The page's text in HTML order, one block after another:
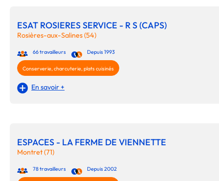
ESAT ROSIERES SERVICE - R S (CAPS)
Rosières-aux-Salines (54)
66 travailleurs Depuis 1993
Conserverie, charcuterie, plats cuisinés
En savoir +
ESPACES - LA FERME DE VIENNETTE
Montret (71)
78 travailleurs Depuis 2002